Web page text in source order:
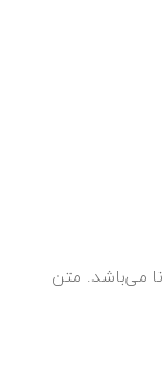
می‌باشد. متن